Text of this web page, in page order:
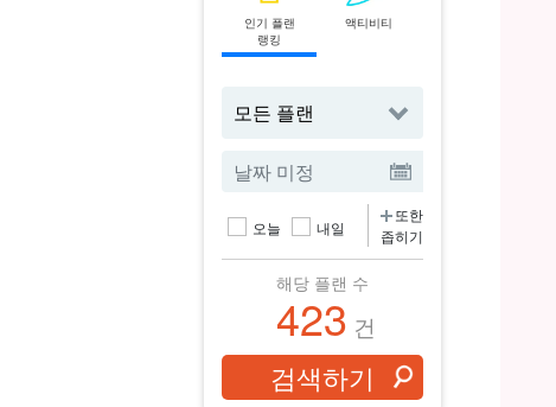
인기 플랜
랭킹
액티비티
오늘 내일
또한
좁히기
해당 플랜 수
423 건